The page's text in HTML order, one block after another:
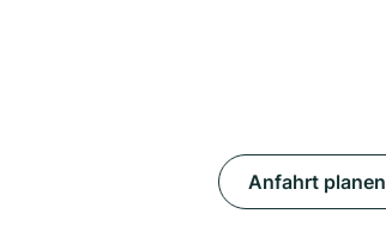
Anfahrt planen